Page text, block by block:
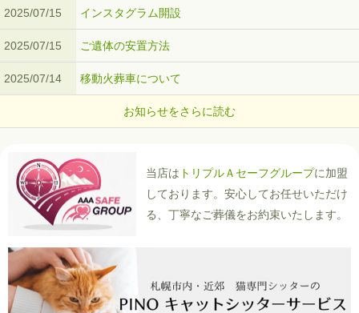
2025/07/15 インスタグラム開設
2025/07/15 ご遺体の安置方法
2025/07/14 移動火葬車について
お知らせをさらに読む
当店は トリプルＡセーフグループに加盟
しております。安心してお任せいただけ
る、丁寧なご葬儀をお約束いたします。